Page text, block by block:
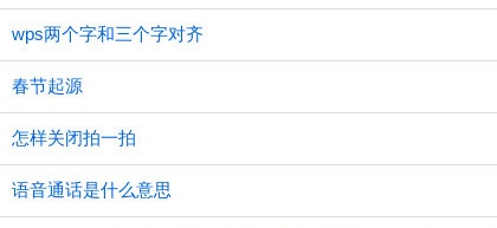
wps两个字和三个字对齐
春节起源
怎样关闭拍一拍
语音通话是什么意思